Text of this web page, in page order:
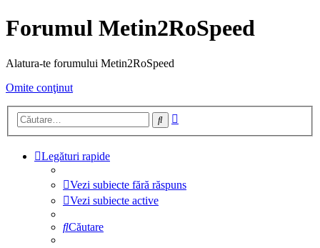
Forumul Metin2RoSpeed
Alatura-te forumului Metin2RoSpeed
Omite conţinut
Căutare
Legături rapide
Vezi subiecte fără răspuns
Vezi subiecte active
Căutare